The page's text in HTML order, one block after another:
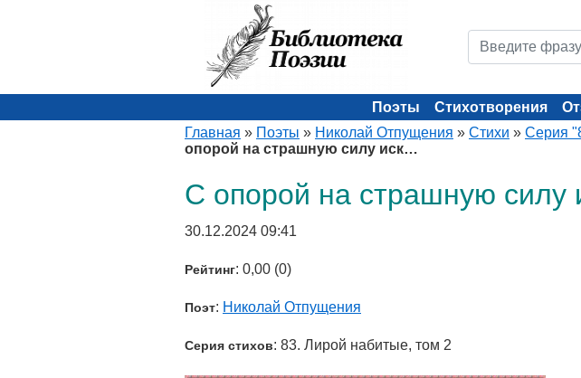
Поэты Стихотворения
Главная » Поэты » Николай Отпущения » Стихи » Серия
опорой на страшную силу иск…
С опорой на страшную силу
30.12.2024 09:41
Рейтинг: 0,00 (0)
Поэт: Николай Отпущения
Серия стихов: 83. Лирой набитые, том 2